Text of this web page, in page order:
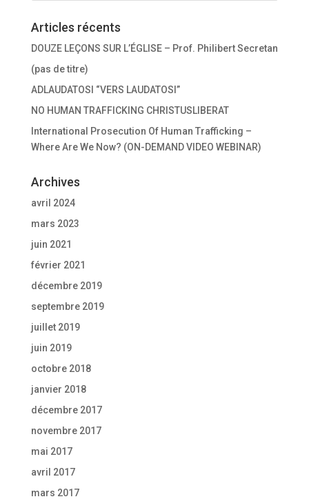
Articles récents
DOUZE LEÇONS SUR L’ÉGLISE – Prof. Philibert Secretan
(pas de titre)
ADLAUDATOSI “VERS LAUDATOSI”
NO HUMAN TRAFFICKING CHRISTUSLIBERAT
International Prosecution Of Human Trafficking –
Where Are We Now? (ON-DEMAND VIDEO WEBINAR)
Archives
avril 2024
mars 2023
juin 2021
février 2021
décembre 2019
septembre 2019
juillet 2019
juin 2019
octobre 2018
janvier 2018
décembre 2017
novembre 2017
mai 2017
avril 2017
mars 2017